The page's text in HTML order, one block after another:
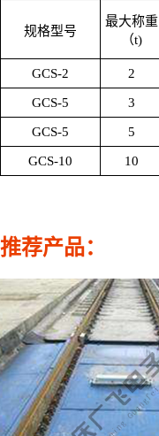
规格型号
最大称重
（t)
GCS-2 2
GCS-5 3
GCS-5 5
GCS-10 10
推荐产品：